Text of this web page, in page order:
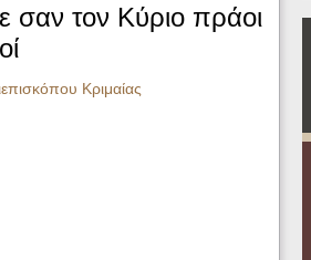
σαν τον Κύριο πράοι
Κριμαίας